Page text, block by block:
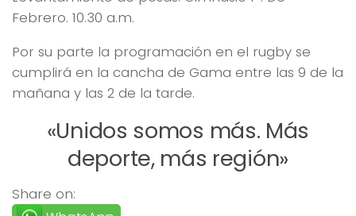
Febrero. 10.30 a.m.
Por su parte la programación en el rugby se
cumplirá en la cancha de Gama entre las 9 de la
mañana y las 2 de la tarde.
«Unidos somos más. Más
deporte, más región»
Share on: